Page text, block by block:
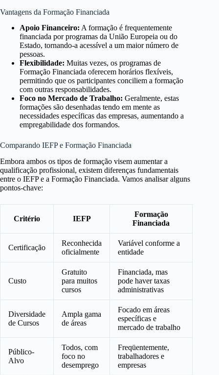
Vantagens da Formação Financiada
Apoio Financeiro: A formação é frequentemente
financiada por programas da União Europeia ou do
Estado, tornando-a acessível a um maior número de
pessoas.
Flexibilidade: Muitas vezes, os programas de
Formação Financiada oferecem horários flexíveis,
permitindo que os participantes conciliem a formação
com outras responsabilidades.
Foco no Mercado de Trabalho: Geralmente, estas
formações são desenhadas tendo em mente as
necessidades específicas das empresas, aumentando a
empregabilidade dos formandos.
Comparando IEFP e Formação Financiada
Embora ambos os tipos de formação visem aumentar a
qualificação profissional, existem diferenças fundamentais
entre o IEFP e a Formação Financiada. Vamos analisar alguns
pontos-chave:
Critério IEFP
Formação
Financiada
Certificação
Reconhecida
oficialmente
Variável conforme a
entidade
Custo
Gratuito
para muitos
cursos
Financiada, mas
pode haver taxas
administrativas
Diversidade
de Cursos
Ampla gama
de áreas
Focado em áreas
específicas e
mercado de trabalho
Público-
Alvo
Todos, com
foco no
desemprego
Freqüentemente,
trabalhadores e
empresas